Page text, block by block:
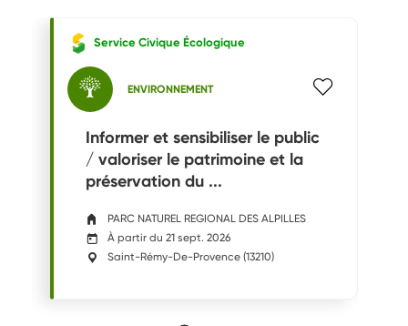
Service Civique Écologique
ENVIRONNEMENT
Informer et sensibiliser le public
/ valoriser le patrimoine et la
préservation du ...
PARC NATUREL REGIONAL DES ALPILLES
À partir du 21 sept. 2026
Saint-Rémy-De-Provence (13210)